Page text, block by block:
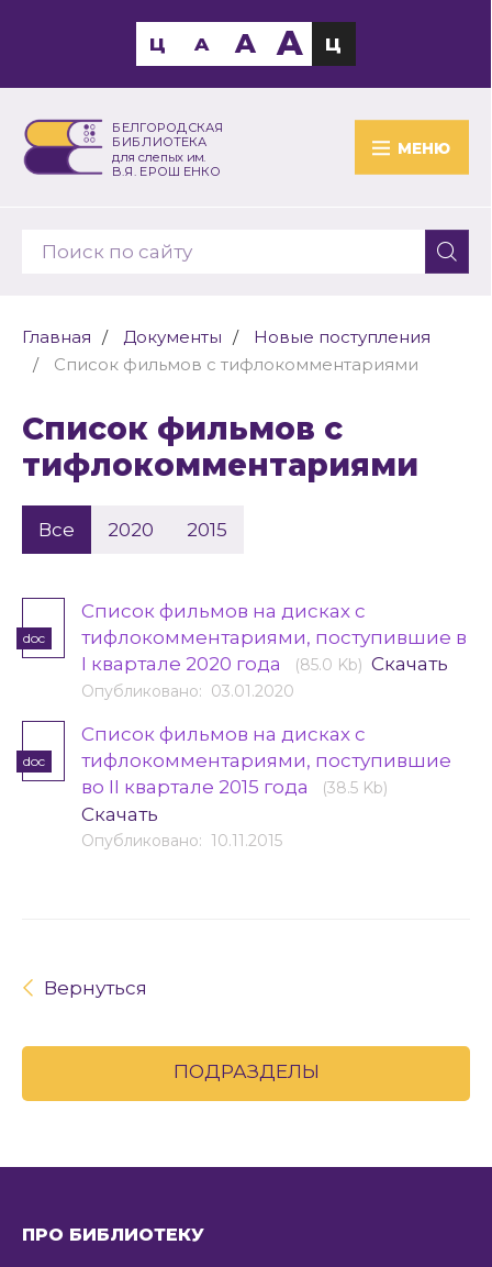
БЕЛГОРОДСКАЯ
БИБЛИОТЕКА
для слепых им.
В.Я. ЕРОШЕНКО
МЕНЮ
Ц A A A Ц
Главная Документы
Новые поступления
Список фильмов с тифлокомментариями
Список фильмов с
тифлокомментариями
Все 2020 2015
doc
Список фильмов на дисках с
тифлокомментариями, поступившие в
I квартале 2020 года
(85.0 Kb) Скачать
Опубликовано: 03.01.2020
doc
Список фильмов на дисках с
тифлокомментариями, поступившие
во II квартале 2015 года
(38.5 Kb)
Скачать
Опубликовано: 10.11.2015
Вернуться
ПОДРАЗДЕЛЫ
ПРО БИБЛИОТЕКУ